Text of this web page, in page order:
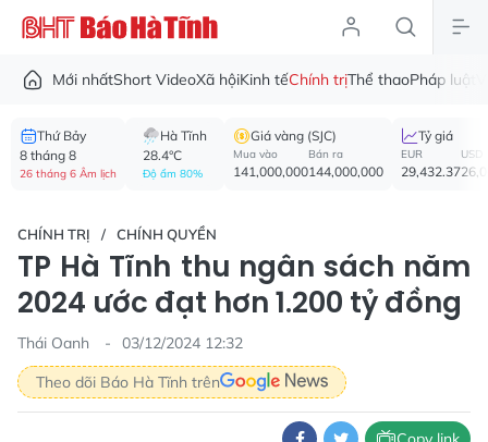
Mới nhấtShort VideoXã hộiKinh tếChính trịThể thaoPháp luật
Thứ Bảy
8 tháng 8
26 tháng 6 Âm lịch
Hà Tĩnh
28.4°C
Độ ẩm 80%
Giá vàng (SJC)
Mua vào
141,000,000
Bán ra
144,000,000
Tỷ giá
EUR
29,432.37
USD
CHÍNH TRỊ CHÍNH QUYỀN
TP Hà Tĩnh thu ngân sách năm
2024 ước đạt hơn 1.200 tỷ đồng
Thái Oanh
03/12/2024 12:32
Theo dõi Báo Hà Tĩnh trên